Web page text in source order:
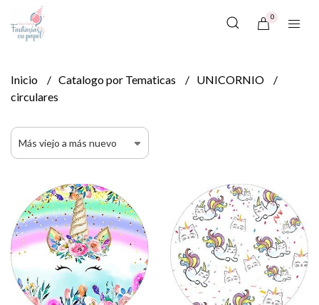
0
Inicio Catalogo por Tematicas
UNICORNIO
circulares